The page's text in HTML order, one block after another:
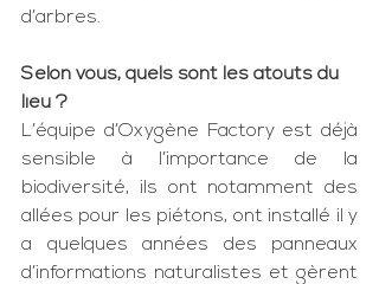
d’arbres.
Selon vous, quels sont les atouts du
lieu ?
L’équipe d’Oxygène Factory est déjà
sensible à l’importance de la
biodiversité, ils ont notamment des
allées pour les piétons, ont installé il y
a quelques années des panneaux
d’informations naturalistes et gèrent